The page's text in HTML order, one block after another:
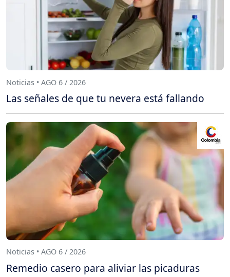
Noticias • AGO 6 / 2026
Las señales de que tu nevera está fallando
Noticias • AGO 6 / 2026
Remedio casero para aliviar las picaduras